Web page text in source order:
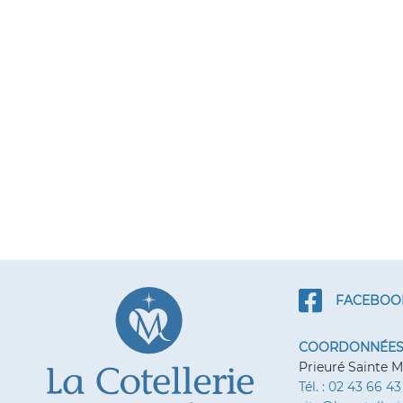
COORDONNÉES
Prieuré Sainte
Tél. : 02 43 66